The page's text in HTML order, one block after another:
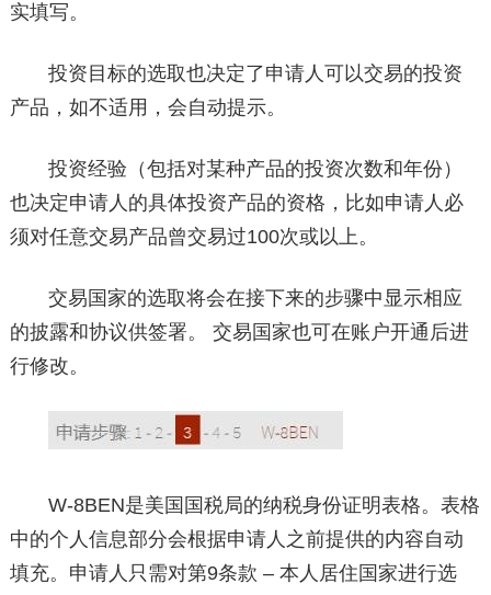
实填写。
投资目标的选取也决定了申请人可以交易的投资
产品，如不适用，会自动提示。
投资经验（包括对某种产品的投资次数和年份）
也决定申请人的具体投资产品的资格，比如申请人必
须对任意交易产品曾交易过100次或以上。
交易国家的选取将会在接下来的步骤中显示相应
的披露和协议供签署。 交易国家也可在账户开通后进
行修改。
W-8BEN是美国国税局的纳税身份证明表格。表格
中的个人信息部分会根据申请人之前提供的内容自动
填充。申请人只需对第9条款 – 本人居住国家进行选